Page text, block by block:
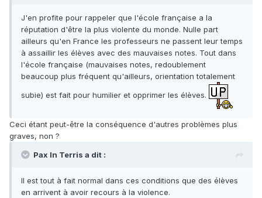
J'en profite pour rappeler que l'école française a la
réputation d'être la plus violente du monde. Nulle part
ailleurs qu'en France les professeurs ne passent leur temps
à assaillir les élèves avec des mauvaises notes. Tout dans
l'école française (mauvaises notes, redoublement
beaucoup plus fréquent qu'ailleurs, orientation totalement
subie) est fait pour humilier et opprimer les élèves.
Ceci étant peut-être la conséquence d'autres problèmes plus
graves, non ?
Pax In Terris a dit :
Il est tout à fait normal dans ces conditions que des élèves
en arrivent à avoir recours à la violence.